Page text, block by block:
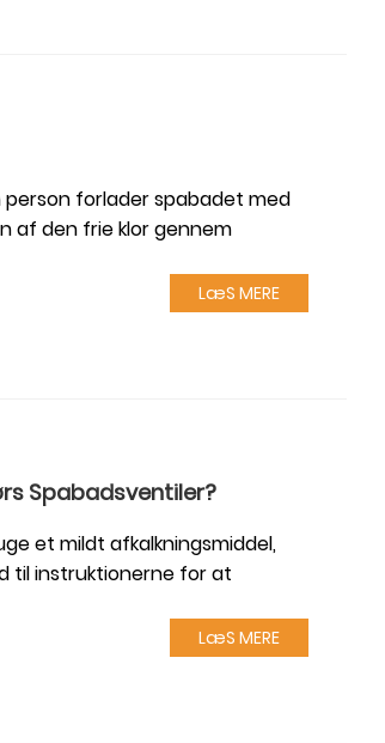
forlader spabadet med
af ​​den frie klor gennem
LæS MERE
Spabadsventiler?
et mildt afkalkningsmiddel,
til instruktionerne for at
LæS MERE